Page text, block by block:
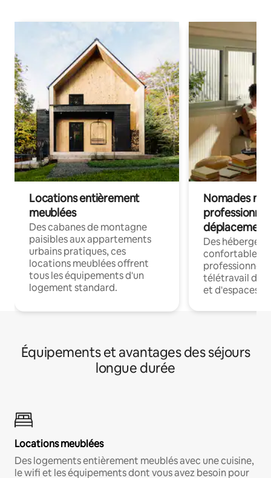
Locations entièrement
meublées
Des cabanes de montagne
paisibles aux appartements
urbains pratiques, ces
locations meublées offrent
tous les équipements d'un
logement standard.
Nomades
déplacement
Des
confortables
professionnels
télétravail
et d'espaces
Équipements et avantages des séjours
longue durée
Locations meublées
Des logements entièrement meublés avec une cuisine,
le wifi et les équipements dont vous avez besoin pour